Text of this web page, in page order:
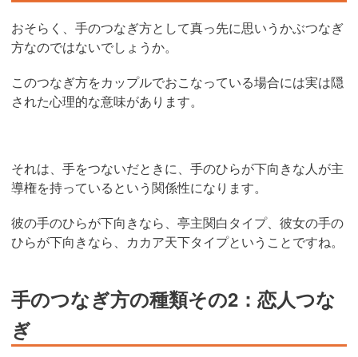
おそらく、手のつなぎ方として真っ先に思いうかぶつなぎ
方なのではないでしょうか。
このつなぎ方をカップルでおこなっている場合には実は隠
された心理的な意味があります。
それは、手をつないだときに、手のひらが下向きな人が主
導権を持っているという関係性になります。
彼の手のひらが下向きなら、亭主関白タイプ、彼女の手の
ひらが下向きなら、カカア天下タイプということですね。
手のつなぎ方の種類その2：恋人つな
ぎ